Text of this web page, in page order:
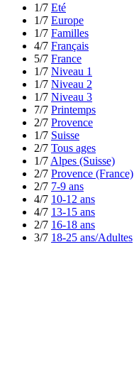
1/7 Eté
1/7 Europe
1/7 Familles
4/7 Français
5/7 France
1/7 Niveau 1
1/7 Niveau 2
1/7 Niveau 3
7/7 Printemps
2/7 Provence
1/7 Suisse
2/7 Tous ages
1/7 Alpes (Suisse)
2/7 Provence (France)
2/7 7-9 ans
4/7 10-12 ans
4/7 13-15 ans
2/7 16-18 ans
3/7 18-25 ans/Adultes